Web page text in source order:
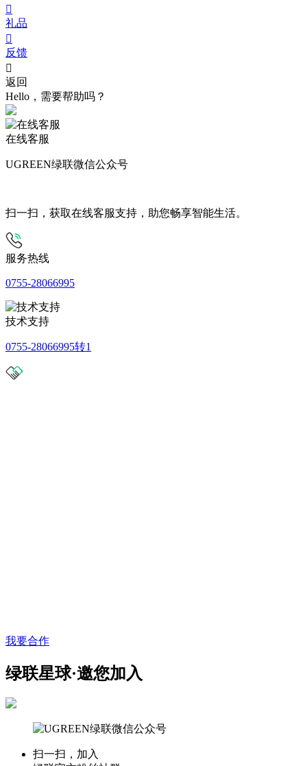

礼品

反馈

返回
Hello，需要帮助吗？
在线客服
UGREEN绿联微信公众号
扫一扫，获取在线客服支持，助您畅享智能生活。
服务热线
0755-28066995
技术支持
0755-28066995转1
我要合作
绿联星球·邀您加入
扫一扫，加入